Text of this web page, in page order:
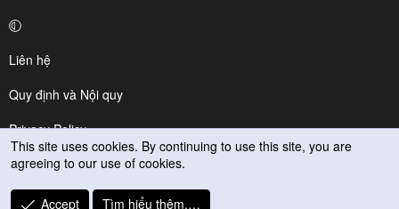
Liên hệ
Quy định và Nội quy
Privacy Policy
Trợ giúp
R
This site uses cookies. By continuing to use this site, you are
agreeing to our use of cookies.
Accept Tìm hiểu thêm.…